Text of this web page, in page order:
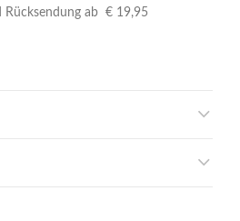
Rücksendung ab € 19,95